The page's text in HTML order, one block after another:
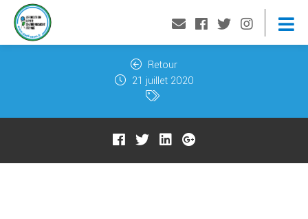
Retour
21 juillet 2020